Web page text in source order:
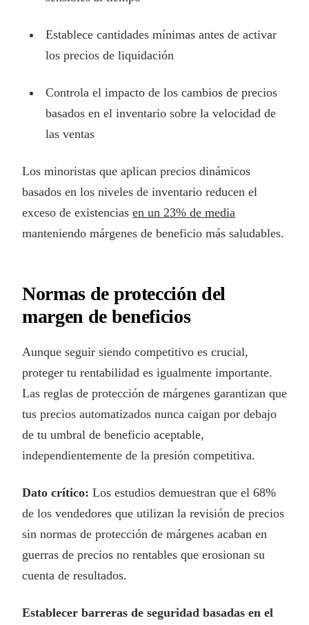
Establece cantidades mínimas antes de activar
los precios de liquidación
Controla el impacto de los cambios de precios
basados en el inventario sobre la velocidad de
las ventas
Los minoristas que aplican precios dinámicos
basados en los niveles de inventario reducen el
exceso de existencias en un 23% de media
manteniendo márgenes de beneficio más saludables.
Normas de protección del
margen de beneficios
Aunque seguir siendo competitivo es crucial,
proteger tu rentabilidad es igualmente importante.
Las reglas de protección de márgenes garantizan que
tus precios automatizados nunca caigan por debajo
de tu umbral de beneficio aceptable,
independientemente de la presión competitiva.
Dato crítico: Los estudios demuestran que el 68%
de los vendedores que utilizan la revisión de precios
sin normas de protección de márgenes acaban en
guerras de precios no rentables que erosionan su
cuenta de resultados.
Establecer barreras de seguridad basadas en el